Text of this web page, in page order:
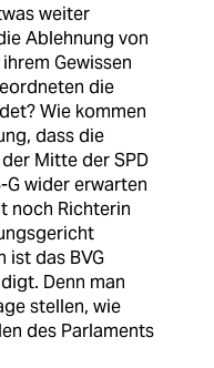
weiter
Ablehnung von
Gewissen
die
Wie kommen
dass die
Mitte der SPD
G wider erwarten
noch Richterin
ist das BVG
Denn man
stellen, wie
des Parlaments